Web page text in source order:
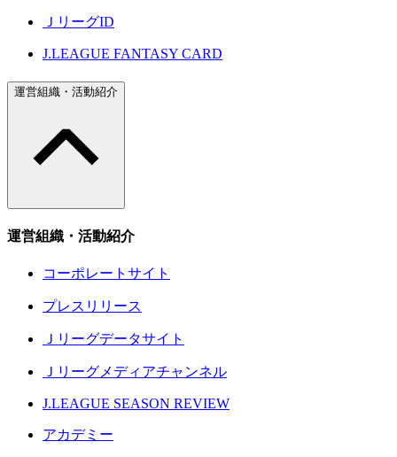
ＪリーグID
J.LEAGUE FANTASY CARD
運営組織・活動紹介
運営組織・活動紹介
コーポレートサイト
プレスリリース
Ｊリーグデータサイト
Ｊリーグメディアチャンネル
J.LEAGUE SEASON REVIEW
アカデミー